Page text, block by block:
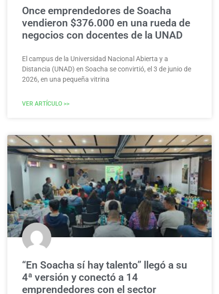
Once emprendedores de Soacha
vendieron $376.000 en una rueda de
negocios con docentes de la UNAD
El campus de la Universidad Nacional Abierta y a
Distancia (UNAD) en Soacha se convirtió, el 3 de junio de
2026, en una pequeña vitrina
VER ARTÍCULO >>
“En Soacha sí hay talento” llegó a su
4ª versión y conectó a 14
emprendedores con el sector